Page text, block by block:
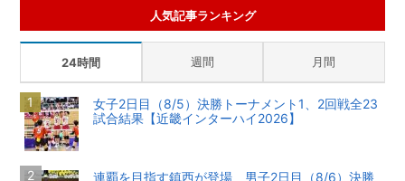
人気記事ランキング
24時間 週間 月間
女子2日目（8/5）決勝トーナメント1、2回戦全23
試合結果【近畿インターハイ2026】
連覇を目指す鎮西が登場 男子2日目（8/6）決勝